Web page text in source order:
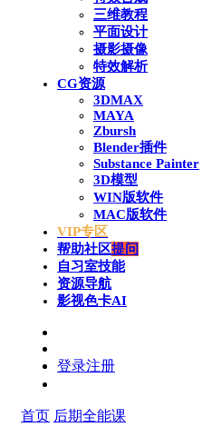
三维教程
平面设计
摄影摄像
特效解析
CG资源
3DMAX
MAYA
Zbursh
Blender插件
Substance Painter
3D模型
WIN版软件
MAC版软件
VIP专区
帮助社区提问
自习室技能
资源导航
影视色卡AI
登录注册
首页 后期全能课